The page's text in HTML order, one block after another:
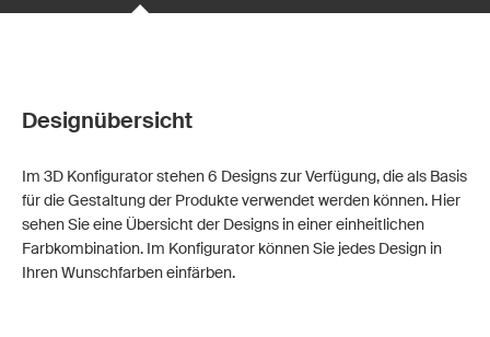
Designübersicht
Im 3D Konfigurator stehen 6 Designs zur Verfügung, die als Basis
für die Gestaltung der Produkte verwendet werden können. Hier
sehen Sie eine Übersicht der Designs in einer einheitlichen
Farbkombination. Im Konfigurator können Sie jedes Design in
Ihren Wunschfarben einfärben.